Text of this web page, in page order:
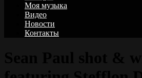
Моя музыка
Видео
Новости
Контакты